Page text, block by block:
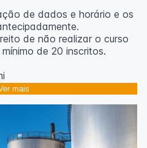
de dados e horário e os
de não realizar o curso
de 20 inscritos.
mais